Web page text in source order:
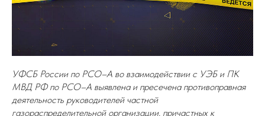
УФСБ России по РСО–А во взаимодействии с УЭБ и ПК
МВД РФ по РСО–А выявлена и пресечена противоправная
деятельность руководителей частной
газораспределительной организации, причастных к